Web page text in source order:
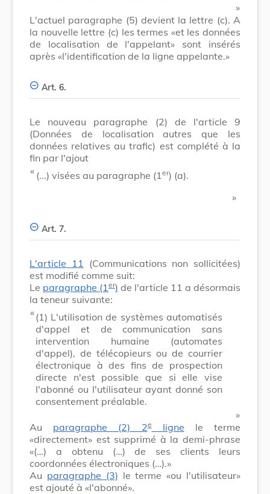
​ »
L'actuel paragraphe (5) devient la lettre (c). A
la nouvelle lettre (c) les termes «et les données
de localisation de l'appelant» sont insérés
après «l'identification de la ligne appelante.»
Art. 6.
Le nouveau paragraphe (2) de l'article 9
(Données de localisation autres que les
données relatives au trafic) est complété à la
fin par l'ajout
​ « (...) visées au paragraphe (1 er) (a).
​ »
Art. 7.
L'article 11
(Communications non sollicitées)
est modifié comme suit:
Le paragraphe (1 er) de l'article 11 a désormais
la teneur suivante:
​ «(1) L'utilisation de systèmes automatisés
d'appel et de communication sans
intervention humaine (automates
d'appel), de télécopieurs ou de courrier
électronique à des fins de prospection
directe n'est possible que si elle vise
l'abonné ou l'utilisateur ayant donné son
consentement préalable.
​ »
Au paragraphe (2) 2eligne le terme
«directement» est supprimé à la demi-phrase
«(…) a obtenu (…) de ses clients leurs
coordonnées électroniques (…).»
Au paragraphe (3) le terme «ou l'utilisateur»
est ajouté à «l'abonné».